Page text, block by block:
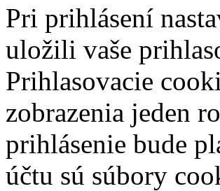
Pri prihlásení
uložili vaše
Prihlasovacie
zobrazenia jeden
prihlásenie bude
účtu sú súbory